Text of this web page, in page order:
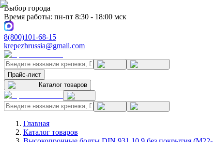
Выбор города
Время работы: пн-пт 8:30 - 18:00 мск
8(800)101-68-15
krepezhrussia@gmail.com
Прайс-лист
Каталог товаров
Главная
Каталог товаров